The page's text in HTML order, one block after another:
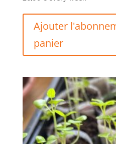
Ajouter
panier